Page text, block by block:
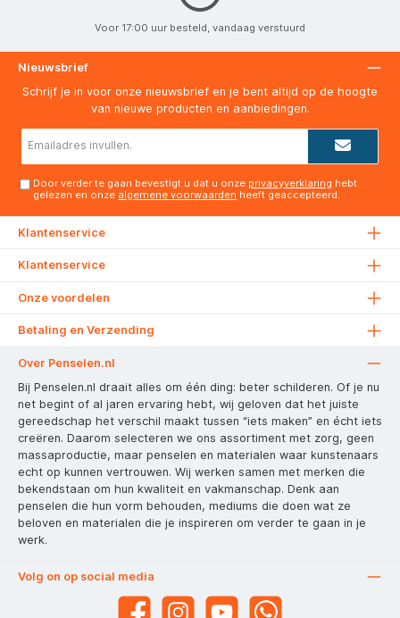
Voor 17:00 uur besteld, vandaag verstuurd
Nieuwsbrief
Schrijf je in voor onze nieuwsbrief en je bent altijd op de hoogte
van nieuwe producten en aanbiedingen.
Door verder te gaan bevestigt u dat u onze privacyverklaring hebt
gelezen en onze algemene voorwaarden heeft geaccepteerd.
Klantenservice
Klantenservice
Onze voordelen
Betaling en Verzending
Over Penselen.nl
Bij Penselen.nl draait alles om één ding: beter schilderen. Of je nu
net begint of al jaren ervaring hebt, wij geloven dat het juiste
gereedschap het verschil maakt tussen “iets maken” en écht iets
creëren. Daarom selecteren we ons assortiment met zorg, geen
massaproductie, maar penselen en materialen waar kunstenaars
echt op kunnen vertrouwen. Wij werken samen met merken die
bekendstaan om hun kwaliteit en vakmanschap. Denk aan
penselen die hun vorm behouden, mediums die doen wat ze
beloven en materialen die je inspireren om verder te gaan in je
werk.
Volg on op social media